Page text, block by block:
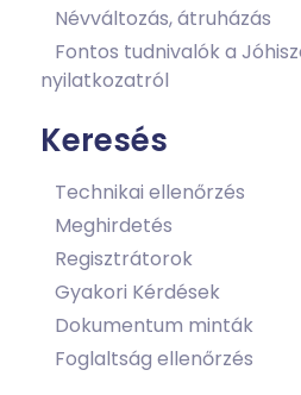
Névváltozás, átruházás
Fontos tudnivalók a
nyilatkozatról
Keresés
Technikai ellenőrzés
Meghirdetés
Regisztrátorok
Gyakori Kérdések
Dokumentum minták
Foglaltság ellenőrzés